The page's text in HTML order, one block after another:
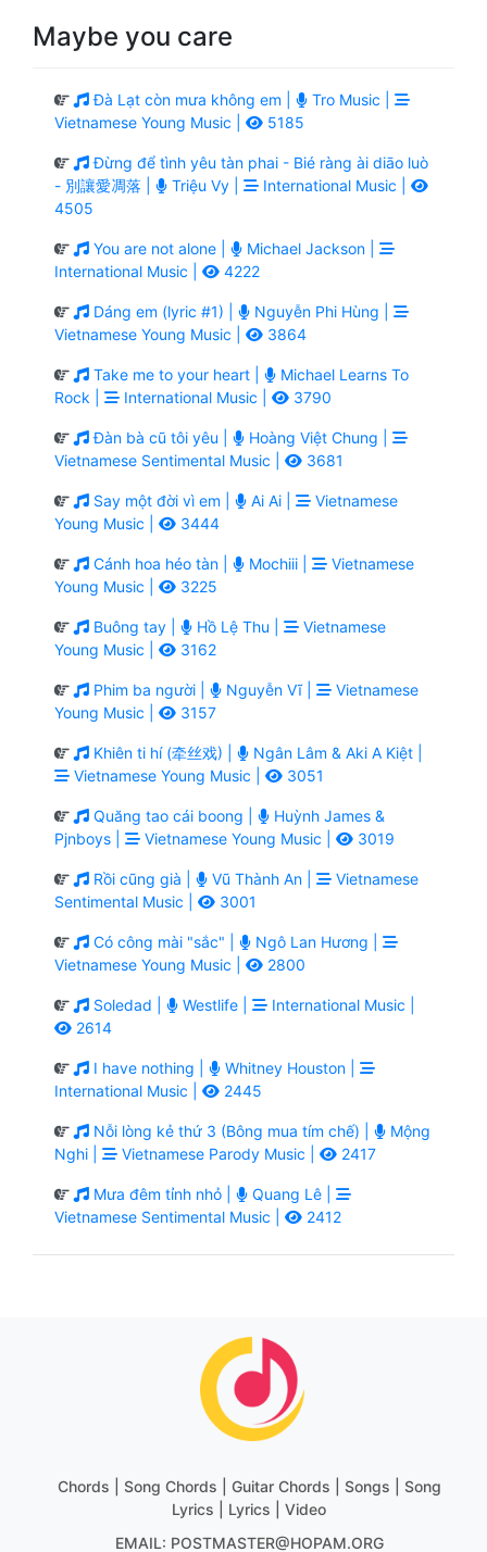
Maybe you care
Đà Lạt còn mưa không em |
Tro Music |
Vietnamese Young Music |
5185
Đừng để tình yêu tàn phai - Bié ràng ài diāo luò
- 別讓愛凋落 |
Triệu Vy |
International Music |
4505
You are not alone |
Michael Jackson |
International Music |
4222
Dáng em (lyric #1) |
Nguyễn Phi Hùng |
Vietnamese Young Music |
3864
Take me to your heart |
Michael Learns To
Rock |
International Music | 3790
Đàn bà cũ tôi yêu |
Hoàng Việt Chung |
Vietnamese Sentimental Music |
3681
Say một đời vì em | Ai Ai |
Vietnamese
Young Music |
3444
Cánh hoa héo tàn | Mochiii |
Vietnamese
Young Music |
3225
Buông tay | Hồ Lệ Thu |
Vietnamese
Young Music |
3162
Phim ba người | Nguyễn Vĩ |
Vietnamese
Young Music |
3157
Khiên ti hí (牵丝戏) |
Ngân Lâm & Aki A Kiệt |
Vietnamese Young Music |
3051
Quăng tao cái boong |
Huỳnh James &
Pjnboys |
Vietnamese Young Music | 3019
Rồi cũng già | Vũ Thành An |
Vietnamese
Sentimental Music |
3001
Có công mài "sắc" |
Ngô Lan Hương |
Vietnamese Young Music |
2800
Soledad | Westlife |
International Music |
2614
I have nothing |
Whitney Houston |
International Music |
2445
Nỗi lòng kẻ thứ 3 (Bông mua tím chế) |
Mộng
Nghi |
Vietnamese Parody Music | 2417
Mưa đêm tỉnh nhỏ |
Quang Lê |
Vietnamese Sentimental Music |
2412
Chords | Song Chords | Guitar Chords | Songs | Song
Lyrics | Lyrics | Video
EMAIL: POSTMASTER@HOPAM.ORG